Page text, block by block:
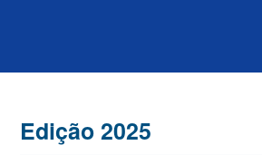
Edição 2025